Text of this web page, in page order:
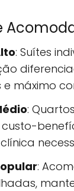
: Suítes
e máximo
:
custo-
: